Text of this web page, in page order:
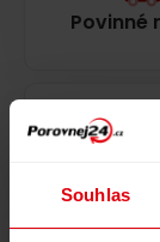
Souhlas
Povinné